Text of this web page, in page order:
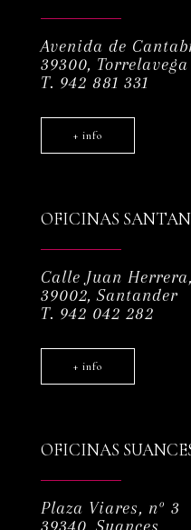
Avenida de
39300, Torrelavega
T. 942 881 331
+ info
OFICINAS
Calle Juan
39002, Santander
T. 942 042 282
+ info
OFICINAS
Plaza Viares, nº 3